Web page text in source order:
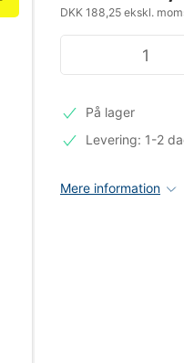
DKK 188,25 ekskl.
På lager
Levering: 1-2
Mere information